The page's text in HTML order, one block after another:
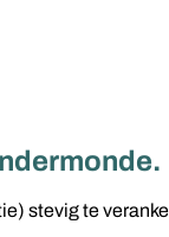
stevig te